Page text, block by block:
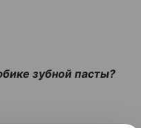
зубной пасты?